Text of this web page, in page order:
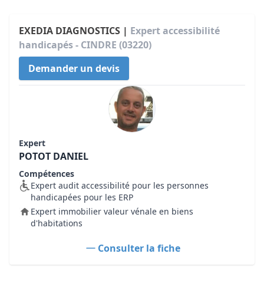
EXEDIA DIAGNOSTICS | Expert accessibilité
handicapés - CINDRE (03220)
Demander un devis
Expert
POTOT DANIEL
Compétences
Expert audit accessibilité pour les personnes
handicapées pour les ERP
Expert immobilier valeur vénale en biens
d'habitations
Consulter la fiche